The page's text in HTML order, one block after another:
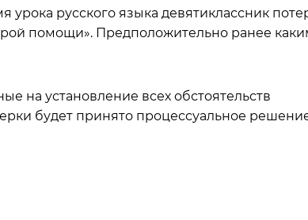
русского языка девятиклассник
помощи». Предположительно ранее
на установление всех обстоятельств
будет принято процессуальное